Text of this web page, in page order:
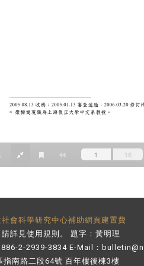
會科學研究中心補助網頁建置費
詳見 使用規則 。 題字：黃明理
2-2939-3834 E-Mail：
南路二段64號 百年樓後棟3樓